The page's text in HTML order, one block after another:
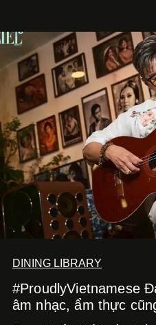
DINING LIBRARY
#ProudlyVietnamese
âm nhạc, ẩm thực